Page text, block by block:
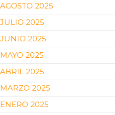
AGOSTO 2025
JULIO 2025
JUNIO 2025
MAYO 2025
ABRIL 2025
MARZO 2025
ENERO 2025